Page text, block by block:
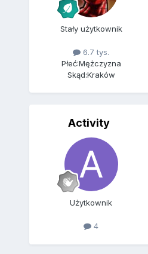
Stały użytkownik
6.7 tys.
Płeć:Mężczyzna
Skąd:Kraków
Activity
Użytkownik
4